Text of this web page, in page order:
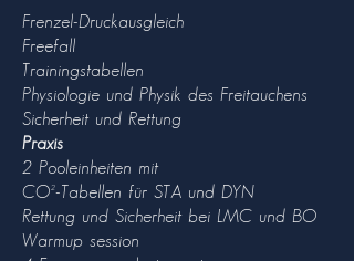
Frenzel-Druckausgleich
Freefall
Trainingstabellen
Physiologie und Physik des Freitauchens
Sicherheit und Rettung
Praxis
2 Pooleinheiten mit
CO²-Tabellen für STA und DYN
Rettung und Sicherheit bei LMC und BO
Warmup session